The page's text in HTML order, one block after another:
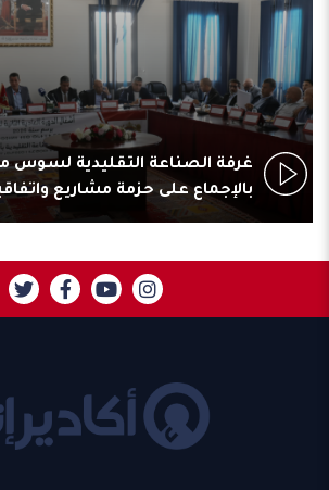
غرفة الصناعة التقليدية لسوس
بالإجماع على حزمة مشاريع